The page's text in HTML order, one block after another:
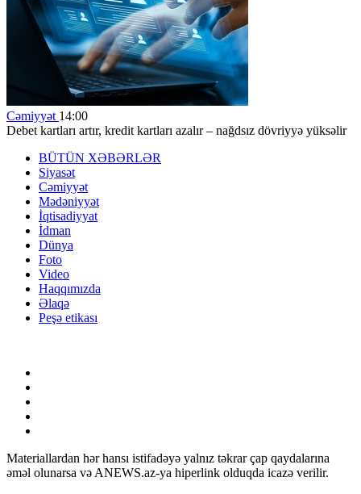
Cəmiyyət 14:00
Debet kartları artır, kredit kartları azalır – nağdsız dövriyyə yüksəlir
BÜTÜN XƏBƏRLƏR
Siyasət
Cəmiyyət
Mədəniyyət
İqtisadiyyat
İdman
Dünya
Foto
Video
Haqqımızda
Əlaqə
Peşə etikası
Materiallardan hər hansı istifadəyə yalnız təkrar çap qaydalarına
əməl olunarsa və ANEWS.az-ya hiperlink olduqda icazə verilir.